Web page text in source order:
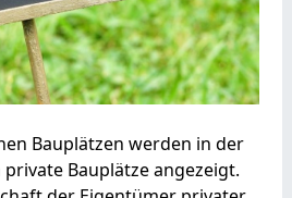
Bauplätzen werden in der
Bauplätze angezeigt.